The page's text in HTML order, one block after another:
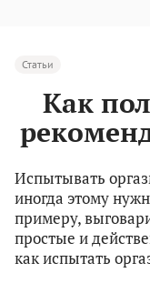
Статьи
Как
Испытывать
иногда этому
примеру,
простые и
как испытать